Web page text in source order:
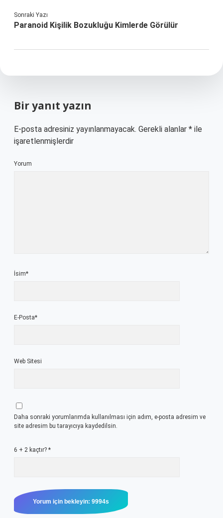
Sonraki Yazı
Paranoid Kişilik Bozukluğu Kimlerde Görülür
Bir yanıt yazın
E-posta adresiniz yayınlanmayacak. Gerekli alanlar * ile
işaretlenmişlerdir
Yorum
İsim*
E-Posta*
Web Sitesi
Daha sonraki yorumlarımda kullanılması için adım, e-posta adresim ve
site adresim bu tarayıcıya kaydedilsin.
6 + 2 kaçtır? *